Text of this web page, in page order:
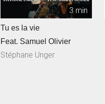
3 min
Tu es la vie
Feat. Samuel Olivier
Stéphane Unger